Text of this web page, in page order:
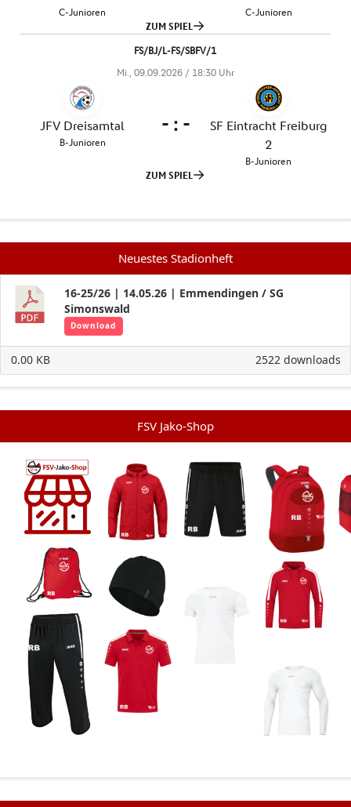
Neuestes Stadionheft
16-25/26 | 14.05.26 | Emmendingen / SG
Simonswald
Download
2522 downloads
0.00 KB
FSV Jako-Shop